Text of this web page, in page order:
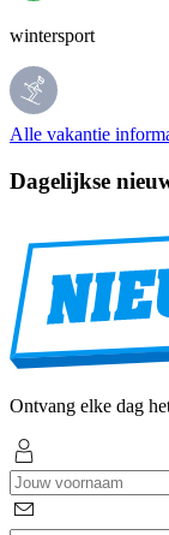
wintersport
Alle vakantie
Dagelijkse
Ontvang elke dag